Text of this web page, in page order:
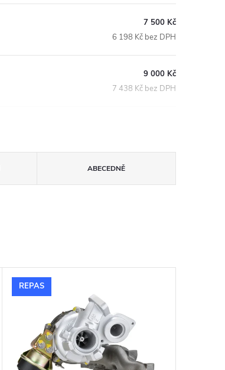
7 500 Kč
6 198 Kč bez DPH
9 000 Kč
7 438 Kč bez DPH
ABECEDNĚ
REPAS